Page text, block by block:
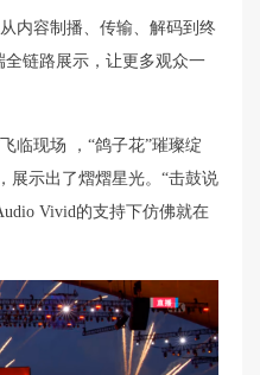
内容制播、传输、解码到终
链路展示，让更多观众一
临现场 ，“鸽子花”璀璨绽
展示出了熠熠星光。“击鼓说
Vivid的支持下仿佛就在